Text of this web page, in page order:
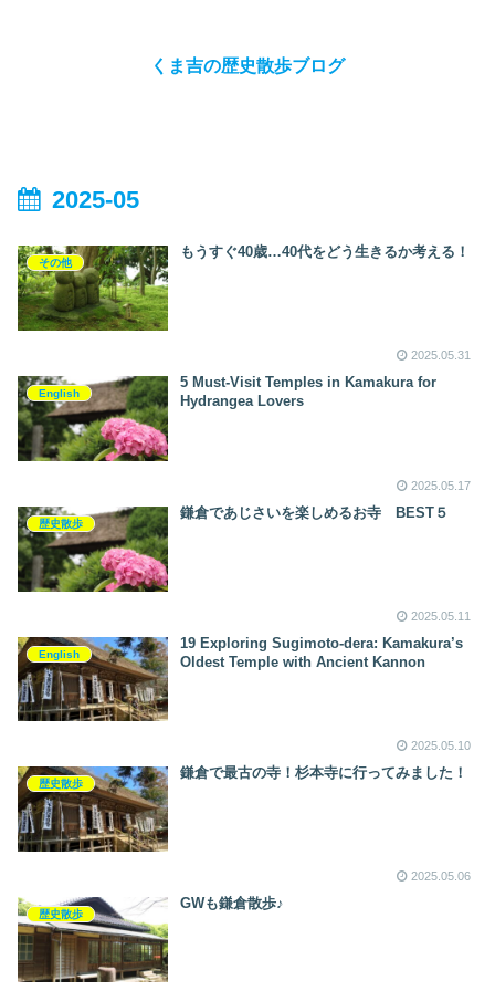
くま吉の歴史散歩ブログ
2025-05
その他
もうすぐ40歳…40代をどう生きるか考える！
2025.05.31
English
5 Must-Visit Temples in Kamakura for
Hydrangea Lovers
2025.05.17
歴史散歩
鎌倉であじさいを楽しめるお寺 BEST５
2025.05.11
English
19 Exploring Sugimoto‑dera: Kamakura’s
Oldest Temple with Ancient Kannon
2025.05.10
歴史散歩
鎌倉で最古の寺！杉本寺に行ってみました！
2025.05.06
歴史散歩
GWも鎌倉散歩♪